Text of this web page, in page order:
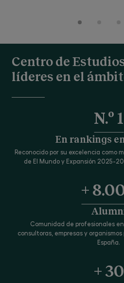
Centro de
líderes en el
N.º 1
En rankings
Reconocido por su excelencia como
de El Mundo y Expansión 2025-
+
Comunidad de profesionales
consultoras, empresas y
España.
+ 30